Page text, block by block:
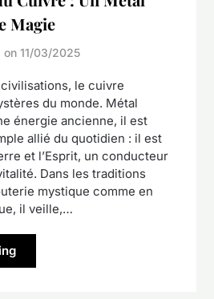
Magie
on 11/03/2025
civilisations, le cuivre
du monde. Métal
énergie ancienne, il est
allié du quotidien : il est
et l’Esprit, un conducteur
Dans les traditions
mystique comme en
il veille,…